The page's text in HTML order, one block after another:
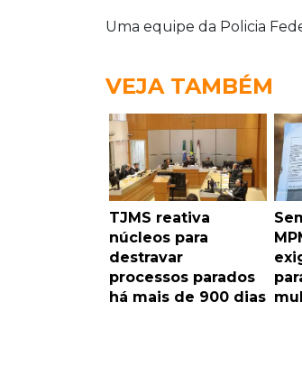
Uma equipe da Policia
VEJA TAMBÉM
TJMS reativa
núcleos para
destravar
processos parados
há mais de 900 dias